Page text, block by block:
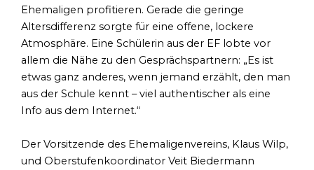
Ehemaligen profitieren. Gerade die geringe
Altersdifferenz sorgte für eine offene, lockere
Atmosphäre. Eine Schülerin aus der EF lobte vor
allem die Nähe zu den Gesprächspartnern: „Es ist
etwas ganz anderes, wenn jemand erzählt, den man
aus der Schule kennt – viel authentischer als eine
Info aus dem Internet.“
Der Vorsitzende des Ehemaligenvereins, Klaus Wilp,
und Oberstufenkoordinator Veit Biedermann